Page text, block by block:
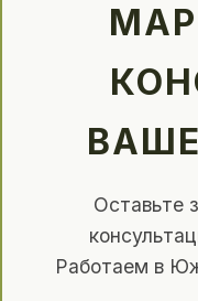
Оставьте
Работаем в